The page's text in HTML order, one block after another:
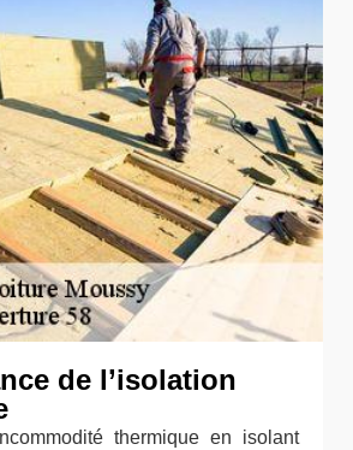
de l’isolation
thermique en isolant